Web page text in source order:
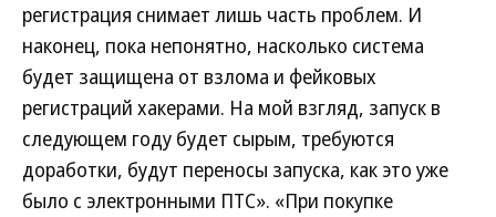
регистрация снимает лишь часть проблем. И
наконец, пока непонятно, насколько система
будет защищена от взлома и фейковых
регистраций хакерами. На мой взгляд, запуск в
следующем году будет сырым, требуются
доработки, будут переносы запуска, как это уже
было с электронными ПТС». «При покупке